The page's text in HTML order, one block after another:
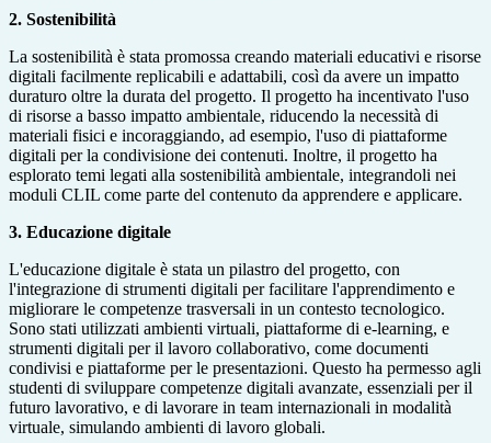
2. Sostenibilità
La sostenibilità è stata promossa creando materiali educativi e risorse
digitali facilmente replicabili e adattabili, così da avere un impatto
duraturo oltre la durata del progetto. Il progetto ha incentivato l'uso
di risorse a basso impatto ambientale, riducendo la necessità di
materiali fisici e incoraggiando, ad esempio, l'uso di piattaforme
digitali per la condivisione dei contenuti. Inoltre, il progetto ha
esplorato temi legati alla sostenibilità ambientale, integrandoli nei
moduli CLIL come parte del contenuto da apprendere e applicare.
3. Educazione digitale
L'educazione digitale è stata un pilastro del progetto, con
l'integrazione di strumenti digitali per facilitare l'apprendimento e
migliorare le competenze trasversali in un contesto tecnologico.
Sono stati utilizzati ambienti virtuali, piattaforme di e-learning, e
strumenti digitali per il lavoro collaborativo, come documenti
condivisi e piattaforme per le presentazioni. Questo ha permesso agli
studenti di sviluppare competenze digitali avanzate, essenziali per il
futuro lavorativo, e di lavorare in team internazionali in modalità
virtuale, simulando ambienti di lavoro globali.